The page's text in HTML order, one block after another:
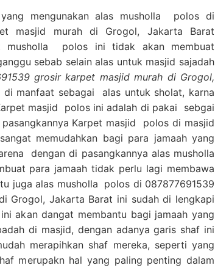
mengunakan alas musholla polos di
masjid murah di Grogol, Jakarta Barat
polos ini tidak akan membuat
sebab selain alas untuk masjid sajadah
grosir karpet masjid murah di Grogol,
di manfaat sebagai alas untuk sholat, karna
masjid polos ini adalah di pakai sebgai
Karpet masjid polos di masjid
memudahkan bagi para jamaah yang
dengan di pasangkannya alas musholla
para jamaah tidak perlu lagi membawa
juga alas musholla polos di 087877691539
Grogol, Jakarta Barat ini sudah di lengkapi
akan dangat membantu bagi jamaah yang
di masjid, dengan adanya garis shaf ini
merapihkan shaf mereka, seperti yang
merupakn hal yang paling penting dalam